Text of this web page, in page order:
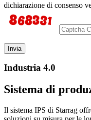
dichiarazione di consenso
Invia
Industria 4.0
Sistema di
Il sistema IPS di Starrag